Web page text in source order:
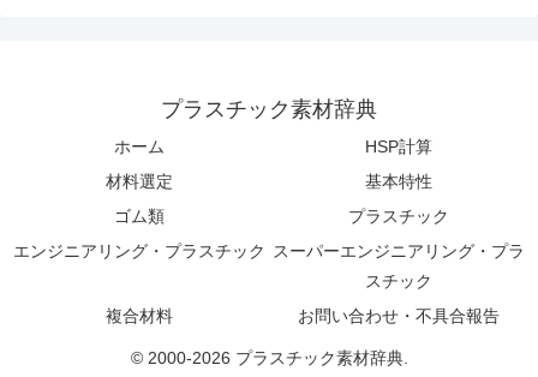
プラスチック素材辞典
ホーム
HSP計算
材料選定
基本特性
ゴム類
プラスチック
エンジニアリング・プラスチック スーパーエンジニアリング・プラ
スチック
複合材料
お問い合わせ・不具合報告
© 2000-2026 プラスチック素材辞典.